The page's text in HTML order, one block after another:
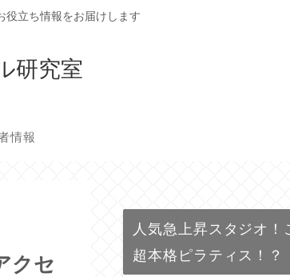
役立ち情報をお届けします
研究室
情報
クセ
人気急上昇スタジオ！
超本格ピラティス！？